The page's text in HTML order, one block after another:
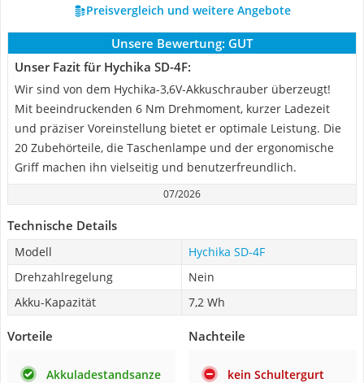
Preisvergleich und weitere Angebote
Unsere Bewertung: GUT
Unser Fazit für Hychika ‎SD-4F:
Wir sind von dem Hychika-3,6V-Akkuschrauber überzeugt!
Mit beeindruckenden 6 Nm Drehmoment, kurzer Ladezeit
und präziser Voreinstellung bietet er optimale Leistung. Die
20 Zubehörteile, die Taschenlampe und der ergonomische
Griff machen ihn vielseitig und benutzerfreundlich.
07/2026
Technische Details
Modell
Hychika ‎SD-4F
Drehzahlregelung
Nein
Akku-Kapazität
7,2 Wh
Vorteile
Akkuladestandsanze
Nachteile
kein Schultergurt